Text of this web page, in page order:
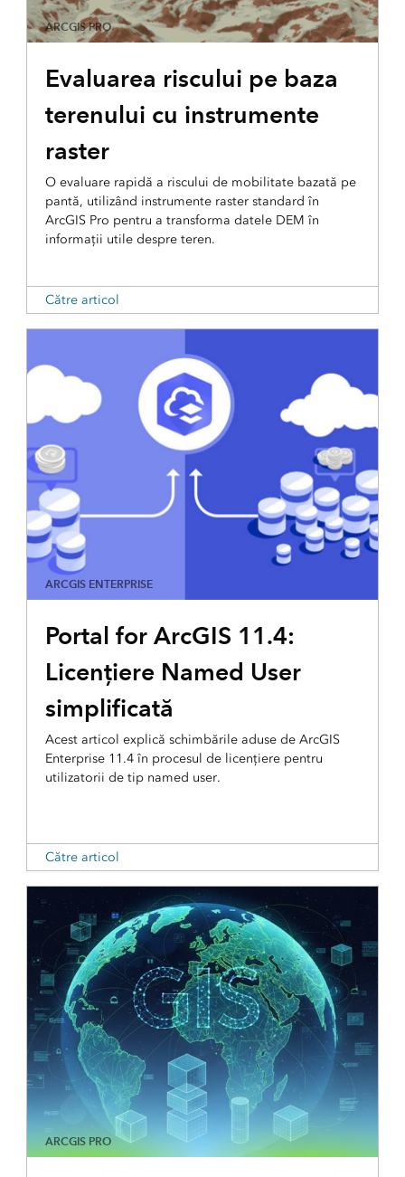
ARCGIS PRO
Evaluarea riscului pe baza
terenului cu instrumente
raster
O evaluare rapidă a riscului de mobilitate bazată pe
pantă, utilizând instrumente raster standard în
ArcGIS Pro pentru a transforma datele DEM în
informații utile despre teren.
Către articol
ARCGIS ENTERPRISE
Portal for ArcGIS 11.4:
Licențiere Named User
simplificată
Acest articol explică schimbările aduse de ArcGIS
Enterprise 11.4 în procesul de licențiere pentru
utilizatorii de tip named user.
Către articol
ARCGIS PRO